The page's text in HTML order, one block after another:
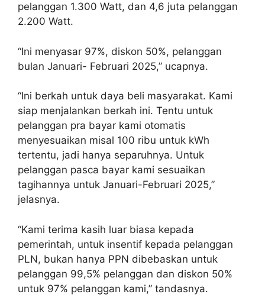
pelanggan 1.300 Watt, dan 4,6 juta pelanggan
2.200 Watt.
“Ini menyasar 97%, diskon 50%, pelanggan
bulan Januari- Februari 2025,” ucapnya.
“Ini berkah untuk daya beli masyarakat. Kami
siap menjalankan berkah ini. Tentu untuk
pelanggan pra bayar kami otomatis
menyesuaikan misal 100 ribu untuk kWh
tertentu, jadi hanya separuhnya. Untuk
pelanggan pasca bayar kami sesuaikan
tagihannya untuk Januari-Februari 2025,”
jelasnya.
“Kami terima kasih luar biasa kepada
pemerintah, untuk insentif kepada pelanggan
PLN, bukan hanya PPN dibebaskan untuk
pelanggan 99,5% pelanggan dan diskon 50%
untuk 97% pelanggan kami,” tandasnya.